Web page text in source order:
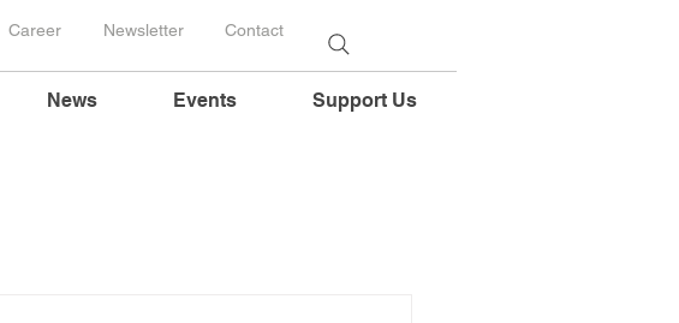
Career Newsletter Contact
News Events Support Us